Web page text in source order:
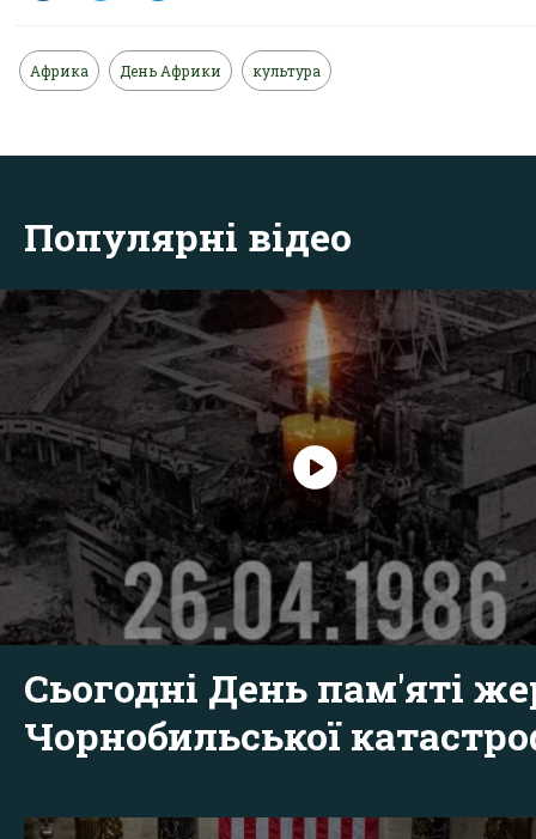
Африка День Африки культура
Популярні відео
Сьогодні День пам'яті
Чорнобильської